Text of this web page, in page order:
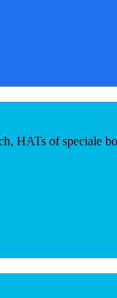
HATs of speciale